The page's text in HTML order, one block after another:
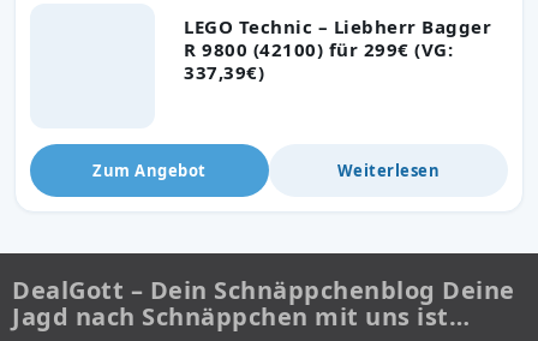
LEGO Technic – Liebherr Bagger
R 9800 (42100) für 299€ (VG:
337,39€)
Zum Angebot Weiterlesen
DealGott – Dein Schnäppchenblog Deine
Jagd nach Schnäppchen mit uns ist…